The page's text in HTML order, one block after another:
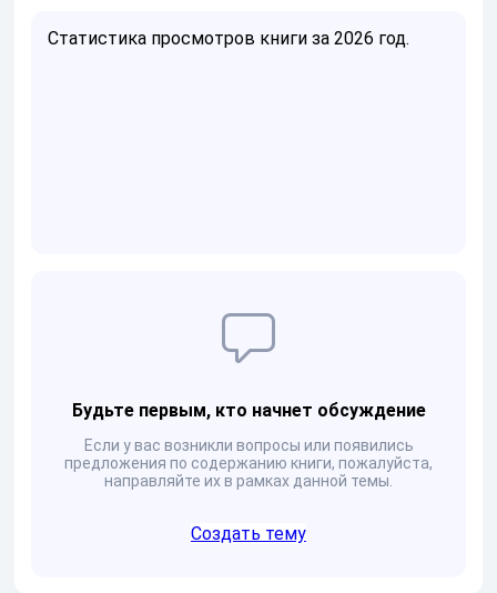
Статистика просмотров книги за 2026 год.
Будьте первым, кто начнет обсуждение
Если у вас возникли вопросы или появились
предложения по содержанию книги, пожалуйста,
направляйте их в рамках данной темы.
Создать тему